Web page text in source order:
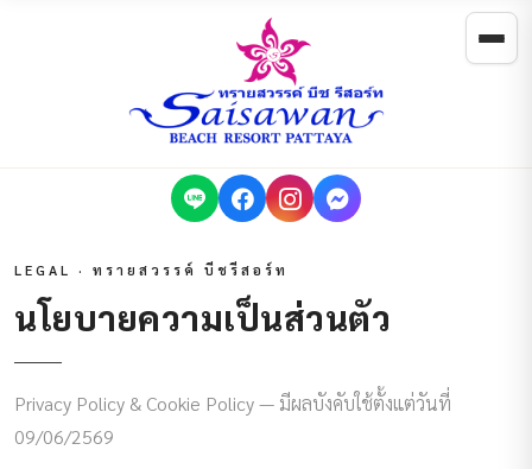
LEGAL · ทรายสวรรค์ บีชรีสอร์ท
นโยบายความเป็นส่วนตัว
Privacy Policy & Cookie Policy — มีผลบังคับใช้ตั้งแต่วันที่
09/06/2569